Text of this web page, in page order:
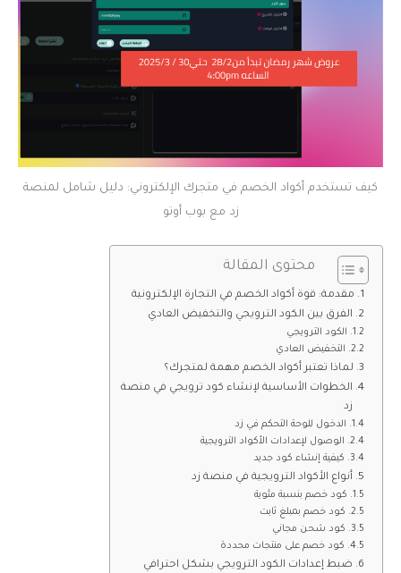
كيف تستخدم أكواد الخصم في متجرك الإلكتروني: دليل شامل لمنصة
زد مع بوب أوتو
محتوى المقالة
مقدمة: قوة أكواد الخصم في التجارة الإلكترونية
الفرق بين الكود الترويجي والتخفيض العادي
الكود الترويجي
التخفيض العادي
لماذا تعتبر أكواد الخصم مهمة لمتجرك؟
الخطوات الأساسية لإنشاء كود ترويجي في منصة
زد
الدخول للوحة التحكم في زد
الوصول لإعدادات الأكواد الترويجية
كيفية إنشاء كود جديد
أنواع الأكواد الترويجية في منصة زد
كود خصم بنسبة مئوية
كود خصم بمبلغ ثابت
كود شحن مجاني
كود خصم على منتجات محددة
ضبط إعدادات الكود الترويجي بشكل احترافي